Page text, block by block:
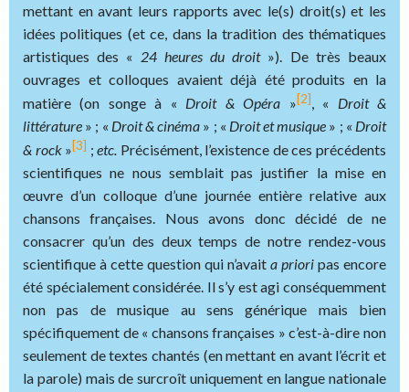
mettant en avant leurs rapports avec le(s) droit(s) et les
idées politiques (et ce, dans la tradition des thématiques
artistiques des « 24 heures du droit»). De très beaux
ouvrages et colloques avaient déjà été produits en la
matière (on songe à « Droit & Opéra »[2], « Droit &
littérature » ; « Droit & cinéma » ; « Droit et musique » ; « Droit
& rock»[3] ;etc. Précisément, l’existence de ces précédents
scientifiques ne nous semblait pas justifier la mise en
œuvre d’un colloque d’une journée entière relative aux
chansons françaises. Nous avons donc décidé de ne
consacrer qu’un des deux temps de notre rendez-vous
scientifique à cette question qui n’avait a priori pas encore
été spécialement considérée. Il s’y est agi conséquemment
non pas de musique au sens générique mais bien
spécifiquement de « chansons françaises » c’est-à-dire non
seulement de textes chantés (en mettant en avant l’écrit et
la parole) mais de surcroît uniquement en langue nationale